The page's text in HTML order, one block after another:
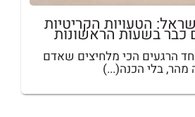
הטעויות הקריטיות
בשעות הראשונות
הרגעים הכי מלחיצים שאדם
מהר, בלי הכנה(...)